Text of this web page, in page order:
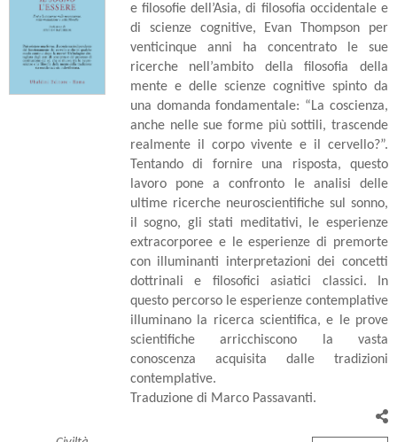
e filosofie dell’Asia, di filosofia occidentale e
di scienze cognitive, Evan Thompson per
venticinque anni ha concentrato le sue
ricerche nell’ambito della filosofia della
mente e delle scienze cognitive spinto da
una domanda fondamentale: “La coscienza,
anche nelle sue forme più sottili, trascende
realmente il corpo vivente e il cervello?”.
Tentando di fornire una risposta, questo
lavoro pone a confronto le analisi delle
ultime ricerche neuroscientifiche sul sonno,
il sogno, gli stati meditativi, le esperienze
extracorporee e le esperienze di premorte
con illuminanti interpretazioni dei concetti
dottrinali e filosofici asiatici classici. In
questo percorso le esperienze contemplative
illuminano la ricerca scientifica, e le prove
scientifiche arricchiscono la vasta
conoscenza acquisita dalle tradizioni
contemplative.
Traduzione di Marco Passavanti.